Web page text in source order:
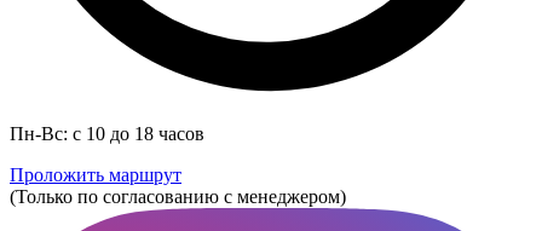
Пн-Вс: с 10 до 18 часов
Проложить маршрут
(Только по согласованию с менеджером)